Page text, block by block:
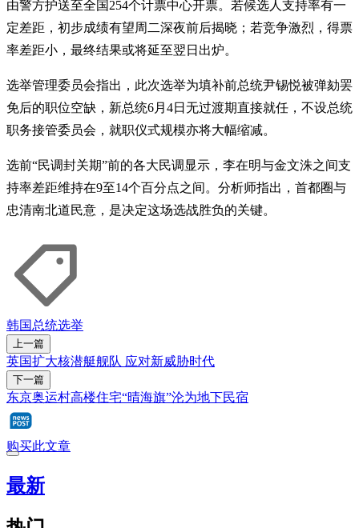
由警方护送至全国254个计票中心开票。若候选人支持率有一
定差距，初步成绩有望周二深夜前后揭晓；若竞争激烈，得票
率差距小，最终结果或将延至翌日出炉。
选举管理委员会指出，此次选举为填补前总统尹锡悦被弹劾罢
免后的职位空缺，新总统6月4日无过渡期直接就任，不设总统
职务接管委员会，就职仪式规模亦将大幅缩减。
选前“民调封关期”前的各大民调显示，李在明与金文洙之间支
持率差距维持在9至14个百分点之间。分析师指出，首都圈与
忠清南北道民意，是决定这场选战胜负的关键。
韩国总统选举
上一篇
英国扩大核潜艇舰队 应对新威胁时代
下一篇
东京奥运村高楼住宅“晴海旗”沦为地下民宿
购买此文章
最新